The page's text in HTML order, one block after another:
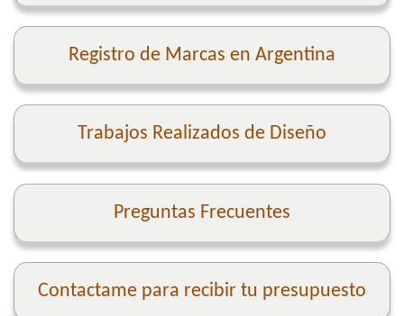
Registro de Marcas en Argentina
Trabajos Realizados de Diseño
Preguntas Frecuentes
Contactame para recibir tu presupuesto